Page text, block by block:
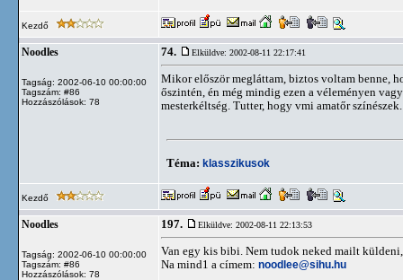
Kezdő
Noodles
Tagság: 2002-06-10 00:00:00
Tagszám: #86
Hozzászólások: 78
74. Elküldve: 2002-08-11 22:17:41
Mikor először megláttam, biztos voltam benne,
őszintén, én még mindig ezen a véleményen
mesterkéltség. Tutter, hogy vmi amatőr színészek.
Téma: klasszikusok
Kezdő
Noodles
Tagság: 2002-06-10 00:00:00
Tagszám: #86
Hozzászólások: 78
197. Elküldve: 2002-08-11 22:13:53
Van egy kis bibi. Nem tudok neked mailt
Na mind1 a címem: noodlee@sihu.hu